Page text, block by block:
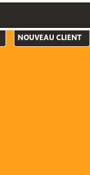
NOUVEAU CLIENT